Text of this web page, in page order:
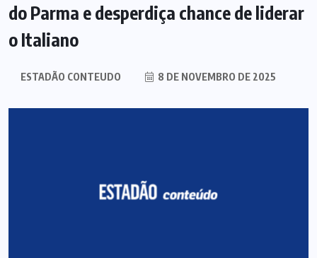
do Parma e desperdiça chance de liderar
o Italiano
ESTADÃO CONTEUDO 8 DE NOVEMBRO DE 2025